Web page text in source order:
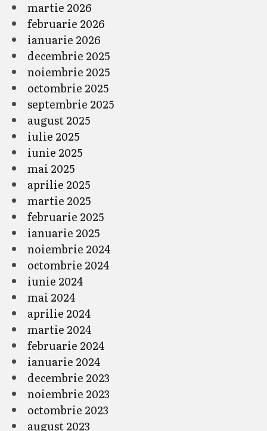
martie 2026
februarie 2026
ianuarie 2026
decembrie 2025
noiembrie 2025
octombrie 2025
septembrie 2025
august 2025
iulie 2025
iunie 2025
mai 2025
aprilie 2025
martie 2025
februarie 2025
ianuarie 2025
noiembrie 2024
octombrie 2024
iunie 2024
mai 2024
aprilie 2024
martie 2024
februarie 2024
ianuarie 2024
decembrie 2023
noiembrie 2023
octombrie 2023
august 2023